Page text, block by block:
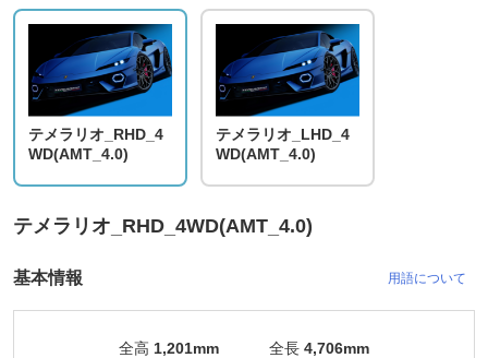
テメラリオ_RHD_4
WD(AMT_4.0)
テメラリオ_LHD_4
WD(AMT_4.0)
テメラリオ_RHD_4WD(AMT_4.0)
基本情報 用語について
全高 1,201mm 全長 4,706mm